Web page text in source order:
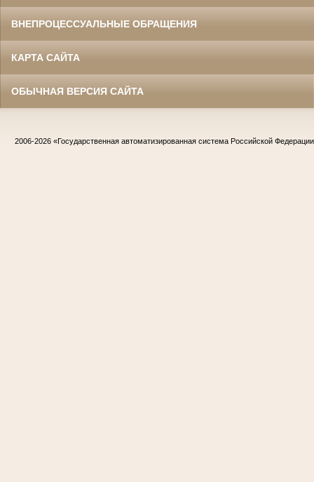
ВНЕПРОЦЕССУАЛЬНЫЕ ОБРАЩЕНИЯ
КАРТА САЙТА
ОБЫЧНАЯ ВЕРСИЯ САЙТА
2006-2026 «Государственная автоматизированная система Российской